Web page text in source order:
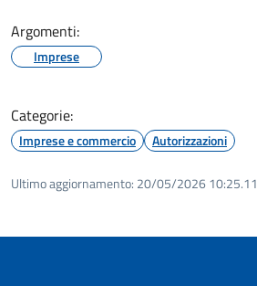
Argomenti:
Imprese
Categorie:
Imprese e commercio Autorizzazioni
Ultimo aggiornamento: 20/05/2026 10:25.11